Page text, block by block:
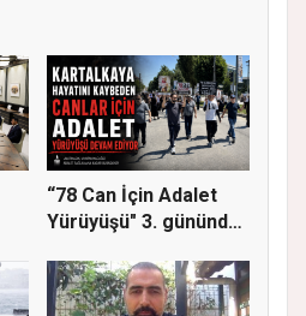
“78 Can İçin Adalet
Yürüyüşü" 3. gününde